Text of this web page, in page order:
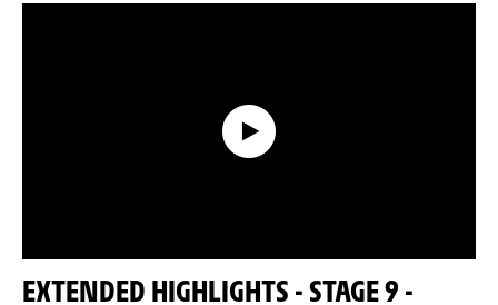
EXTENDED HIGHLIGHTS - STAGE 9 -